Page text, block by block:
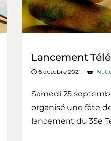
Lancement
6 octobre 2021
Samedi 25
organisé une fête
lancement du 35e